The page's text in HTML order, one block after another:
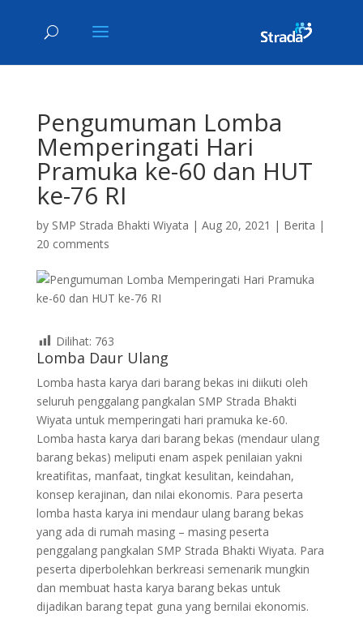
Pengumuman Lomba
Memperingati Hari
Pramuka ke-60 dan HUT
ke-76 RI
by SMP Strada Bhakti Wiyata | Aug 20, 2021 | Berita |
20 comments
Dilihat: 763
Lomba Daur Ulang
Lomba hasta karya dari barang bekas ini diikuti oleh
seluruh penggalang pangkalan SMP Strada Bhakti
Wiyata untuk memperingati hari pramuka ke-60.
Lomba hasta karya dari barang bekas (mendaur ulang
barang bekas) meliputi enam aspek penilaian yakni
kreatifitas, manfaat, tingkat kesulitan, keindahan,
konsep kerajinan, dan nilai ekonomis. Para peserta
lomba hasta karya ini mendaur ulang barang bekas
yang ada di rumah masing – masing peserta
penggalang pangkalan SMP Strada Bhakti Wiyata. Para
peserta diperbolehkan berkreasi semenarik mungkin
dan membuat hasta karya barang bekas untuk
dijadikan barang tepat guna yang bernilai ekonomis.